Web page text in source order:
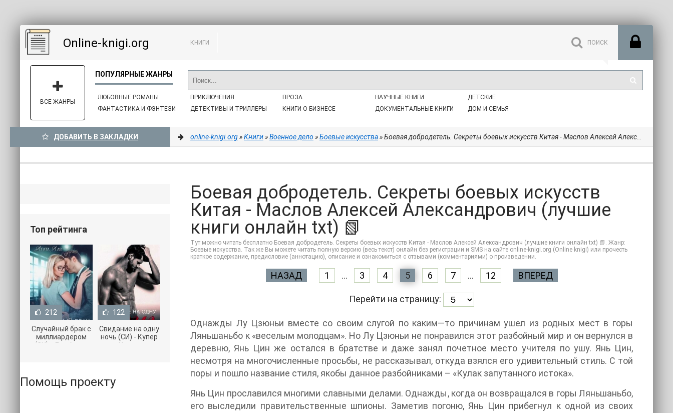
Online-knigi.org КНИГИ
ЛЮБОВНЫЕ РОМАНЫ
ФАНТАСТИКА И ФЭНТЕЗИ
ПРИКЛЮЧЕНИЯ
ДЕТЕКТИВЫ И ТРИЛЛЕРЫ
ПРОЗА
КНИГИ О БИЗНЕСЕ
НАУЧНЫЕ КНИГИ
ДОКУМЕНТАЛЬНЫЕ КНИГИ
ДЕТСКИЕ
ДОМ И СЕМЬЯ
ВСЕ ЖАНРЫ
ДОБАВИТЬ В ЗАКЛАДКИ online-knigi.org»Книги»Военное дело »Боевые искусства» Боевая добродетель. Секреты боевых искусств Китая - Маслов Алексей Александрович (лучшие книги онлайн txt) 📗
Боевая добродетель. Секреты боевых искусств
Китая - Маслов Алексей Александрович (лучшие
книги онлайн txt) 📗
Тут можно читать бесплатно Боевая добродетель. Секреты боевых искусств Китая - Маслов Алексей Александрович (лучшие книги онлайн txt) 📗. Жанр:
Боевые искусства. Так же Вы можете читать полную версию (весь текст) онлайн без регистрации и SMS на сайте online-knigi.org (Online knigi) или прочесть
краткое содержание, предисловие (аннотацию), описание и ознакомиться с отзывами (комментариями) о произведении.
НАЗАД 1 ... 3 4 5 6 7 ... 12 ВПЕРЕД
Перейти на страницу:
Однажды Лу Цзюньи вместе со своим слугой по каким—то причинам ушел из родных мест в горы
Ляньшаньбо к «веселым молодцам». Но Лу Цзюньи не понравился этот разбойный мир и он вернулся в
деревню, Янь Цин же остался в братстве и даже занял почетное место учителя по ушу. Янь Цин,
несмотря на многочисленные просьбы, не рассказывал, откуда взялся его удивительный стиль. С той
поры и пошло название стиля, якобы данное разбойниками – «Кулак запутанного истока».
Янь Цин прославился многими славными делами. Однажды, когда он возвращался в горы Ляньшаньбо,
его выследили правительственные шпионы. Заметив погоню, Янь Цин прибегнул к одной из своих
Топ рейтинга
212
Случайный брак с
миллиардером
(СИ) - Лав Агата
122
Свидание на одну
ночь (СИ) - Купер
Хелен
Помощь проекту